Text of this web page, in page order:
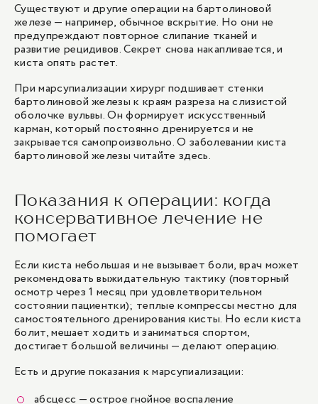
Существуют и другие операции на бартолиновой
железе — например, обычное вскрытие. Но они не
предупреждают повторное слипание тканей и
развитие рецидивов. Секрет снова накапливается, и
киста опять растет.
При марсупиализации хирург подшивает стенки
бартолиновой железы к краям разреза на слизистой
оболочке вульвы. Он формирует искусственный
карман, который постоянно дренируется и не
закрывается самопроизвольно. О заболевании киста
бартолиновой железычитайте здесь.
Показания к операции: когда
консервативное лечение не
помогает
Если киста небольшая и не вызывает боли, врач может
рекомендовать выжидательную тактику (повторный
осмотр через 1 месяц при удовлетворительном
состоянии пациентки); теплые компрессы местно для
самостоятельного дренирования кисты. Но если киста
болит, мешает ходить и заниматься спортом,
достигает большой величины — делают операцию.
Есть и другие показания к марсупиализации:
абсцесс — острое гнойное воспаление